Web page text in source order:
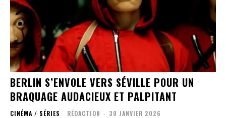
BERLIN S’ENVOLE VERS SÉVILLE POUR UN
BRAQUAGE AUDACIEUX ET PALPITANT
CINÉMA / SÉRIES RÉDACTION - 30 JANVIER 2026